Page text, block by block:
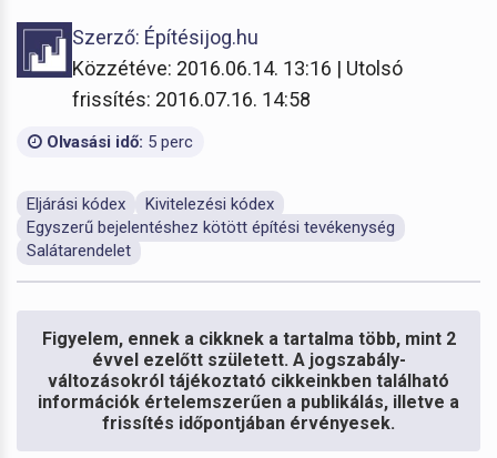
Szerző: Építésijog.hu
Közzétéve: 2016.06.14. 13:16 | Utolsó
frissítés: 2016.07.16. 14:58
Olvasási idő: 5 perc
Eljárási kódex
Kivitelezési kódex
Egyszerű bejelentéshez kötött építési tevékenység
Salátarendelet
Figyelem, ennek a cikknek a tartalma több, mint 2
évvel ezelőtt született. A jogszabály-
változásokról tájékoztató cikkeinkben található
információk értelemszerűen a publikálás, illetve a
frissítés időpontjában érvényesek.